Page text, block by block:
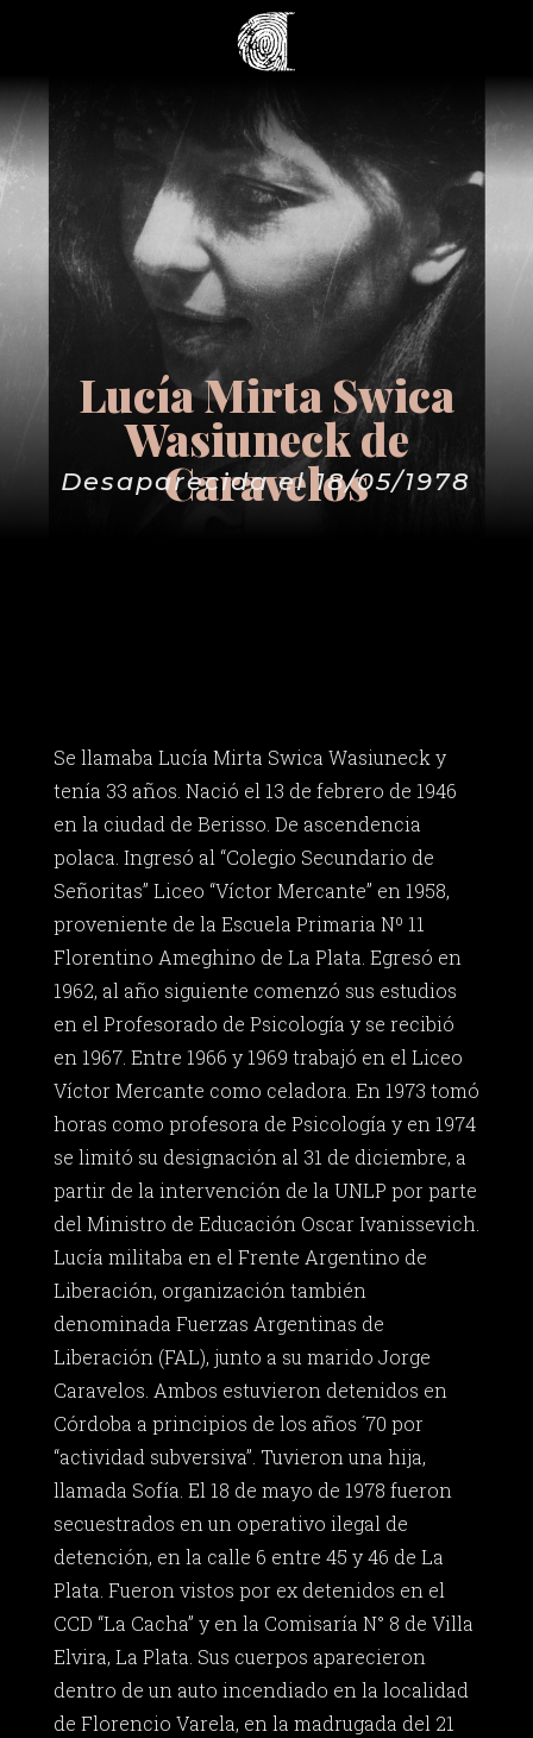
Lucía Mirta Swica
Wasiuneck de
Caravelos
Desaparecida el 18/05/1978
Se llamaba Lucía Mirta Swica Wasiuneck y
tenía 33 años. Nació el 13 de febrero de 1946
en la ciudad de Berisso. De ascendencia
polaca. Ingresó al “Colegio Secundario de
Señoritas” Liceo “Víctor Mercante” en 1958,
proveniente de la Escuela Primaria Nº 11
Florentino Ameghino de La Plata. Egresó en
1962, al año siguiente comenzó sus estudios
en el Profesorado de Psicología y se recibió
en 1967. Entre 1966 y 1969 trabajó en el Liceo
Víctor Mercante como celadora. En 1973 tomó
horas como profesora de Psicología y en 1974
se limitó su designación al 31 de diciembre, a
partir de la intervención de la UNLP por parte
del Ministro de Educación Oscar Ivanissevich.
Lucía militaba en el Frente Argentino de
Liberación, organización también
denominada Fuerzas Argentinas de
Liberación (FAL), junto a su marido Jorge
Caravelos. Ambos estuvieron detenidos en
Córdoba a principios de los años ´70 por
“actividad subversiva”. Tuvieron una hija,
llamada Sofía. El 18 de mayo de 1978 fueron
secuestrados en un operativo ilegal de
detención, en la calle 6 entre 45 y 46 de La
Plata. Fueron vistos por ex detenidos en el
CCD “La Cacha” y en la Comisaría N° 8 de Villa
Elvira, La Plata. Sus cuerpos aparecieron
dentro de un auto incendiado en la localidad
de Florencio Varela, en la madrugada del 21